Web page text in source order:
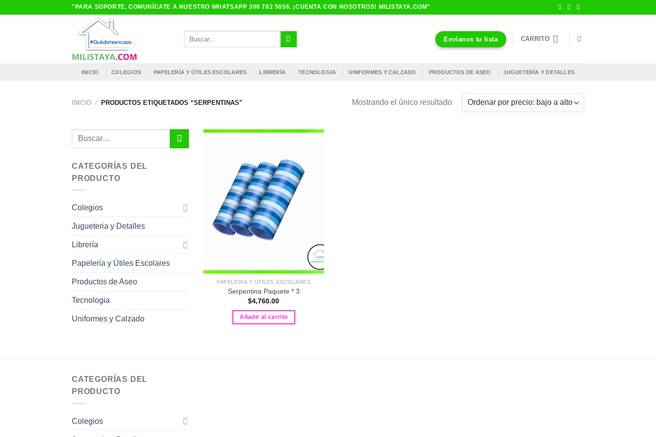
"PARA SOPORTE, COMUNÍCATE A NUESTRO WHATSAPP 300 702 5056. ¡CUENTA CON NOSOTROS! MILISTAYA.COM"
Envíanos tu lista CARRITO
INICIO COLEGIOS PAPELERÍA Y ÚTILES ESCOLARES LIBRERÍA TECNOLOGIA UNIFORMES Y CALZADO PRODUCTOS DE ASEO JUGUETERÍA Y DETALLES
INICIO / PRODUCTOS ETIQUETADOS “SERPENTINAS” Mostrando el único resultado
Buscar
CATEGORÍAS DEL
PRODUCTO
Colegios
Jugueteria y Detalles
Librería
Papelería y Útiles Escolares
Productos de Aseo
Tecnologia
Uniformes y Calzado
PAPELERÍA Y ÚTILES ESCOLARES
Serpentina Paquete * 3
$4,760.00
Añadir al carrito
CATEGORÍAS DEL
PRODUCTO
Colegios